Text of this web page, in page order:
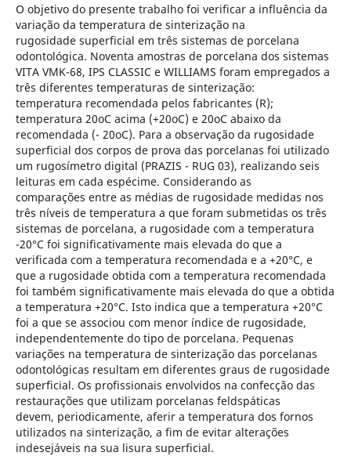
O objetivo do presente trabalho foi verificar a influência da
variação da temperatura de sinterização na
rugosidade superficial em três sistemas de porcelana
odontológica. Noventa amostras de porcelana dos sistemas
VITA VMK-68, IPS CLASSIC e WILLIAMS foram empregados a
três diferentes temperaturas de sinterização:
temperatura recomendada pelos fabricantes (R);
temperatura 20oC acima (+20oC) e 20oC abaixo da
recomendada (- 20oC). Para a observação da rugosidade
superficial dos corpos de prova das porcelanas foi utilizado
um rugosímetro digital (PRAZIS - RUG 03), realizando seis
leituras em cada espécime. Considerando as
comparações entre as médias de rugosidade medidas nos
três níveis de temperatura a que foram submetidas os três
sistemas de porcelana, a rugosidade com a temperatura
-20°C foi significativamente mais elevada do que a
verificada com a temperatura recomendada e a +20°C, e
que a rugosidade obtida com a temperatura recomendada
foi também significativamente mais elevada do que a obtida
a temperatura +20°C. Isto indica que a temperatura +20°C
foi a que se associou com menor índice de rugosidade,
independentemente do tipo de porcelana. Pequenas
variações na temperatura de sinterização das porcelanas
odontológicas resultam em diferentes graus de rugosidade
superficial. Os profissionais envolvidos na confecção das
restaurações que utilizam porcelanas feldspáticas
devem, periodicamente, aferir a temperatura dos fornos
utilizados na sinterização, a fim de evitar alterações
indesejáveis na sua lisura superficial.